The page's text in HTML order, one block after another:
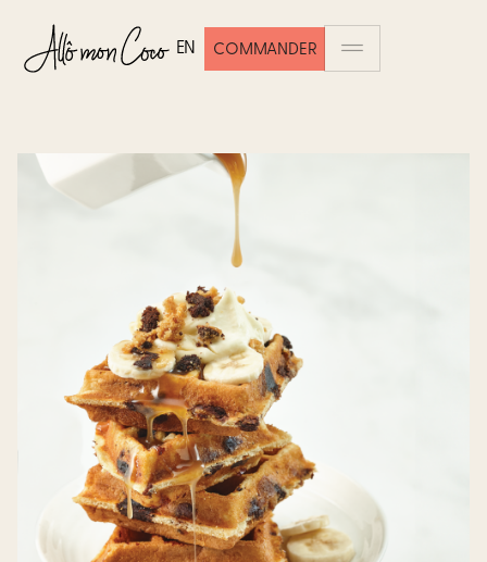
EN COMMANDER